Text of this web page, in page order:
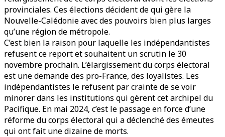
provinciales. Ces élections décident de qui gère la
Nouvelle-Calédonie avec des pouvoirs bien plus larges
qu’une région de métropole.
C’est bien la raison pour laquelle les indépendantistes
refusent ce report et souhaitent un scrutin le 30
novembre prochain. L’élargissement du corps électoral
est une demande des pro-France, des loyalistes. Les
indépendantistes le refusent par crainte de se voir
minorer dans les institutions qui gèrent cet archipel du
Pacifique. En mai 2024, c’est le passage en force d’une
réforme du corps électoral qui a déclenché des émeutes
qui ont fait une dizaine de morts.